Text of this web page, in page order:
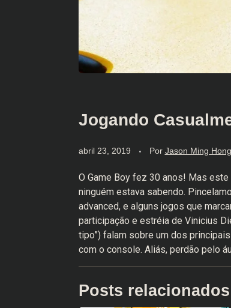
Jogando
abril 23, 2019 Por Jason Ming Hong
O Game Boy fez 30 anos! Mas
ninguém estava sabendo.
advanced, e alguns jogos que
participação e estréia de Vinicius
tipo”) falam sobre um dos
com o console. Aliás, perdão pelo
Posts